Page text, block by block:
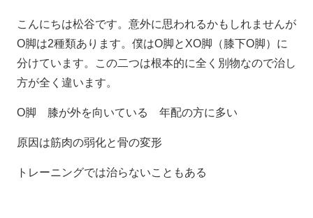
こんにちは松谷です。意外に思われるかもしれませんが
O脚は2種類あります。僕はO脚とXO脚（膝下O脚）に
分けています。この二つは根本的に全く別物なので治し
方が全く違います。
O脚 膝が外を向いている 年配の方に多い
原因は筋肉の弱化と骨の変形
トレーニングでは治らないこともある